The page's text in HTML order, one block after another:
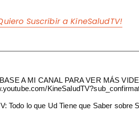
Suscribir a KineSaludTV!
A MI CANAL PARA VER MÁS
Todo lo que Ud Tiene que Saber sobre